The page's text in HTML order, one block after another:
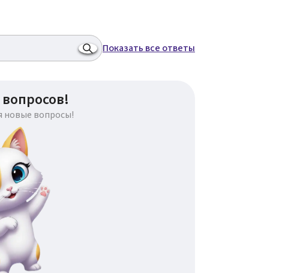
Показать все ответы
новые вопросы!